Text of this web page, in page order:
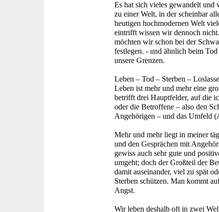
Es hat sich vieles gewandelt und
zu einer Welt, in der scheinbar
heutigen hochmodernen Welt
eintrifft wissen wir dennoch
möchten wir schon bei der
festlegen. - und ähnlich beim
unsere Grenzen.
Leben – Tod – Sterben –
Leben ist mehr und mehr eine
betrifft drei Hauptfelder, auf die
oder die Betroffene – also den
Angehörigen – und das Umfeld
Mehr und mehr liegt in meiner
und den Gesprächen mit
gewiss auch sehr gute und
umgeht; doch der Großteil der
damit auseinander, viel zu spät
Sterben schützen. Man kommt
Angst.
Wir leben deshalb oft in zwei